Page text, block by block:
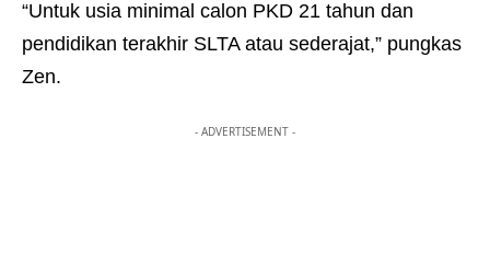
“Untuk usia minimal calon PKD 21 tahun dan
pendidikan terakhir SLTA atau sederajat,” pungkas
Zen.
- ADVERTISEMENT -